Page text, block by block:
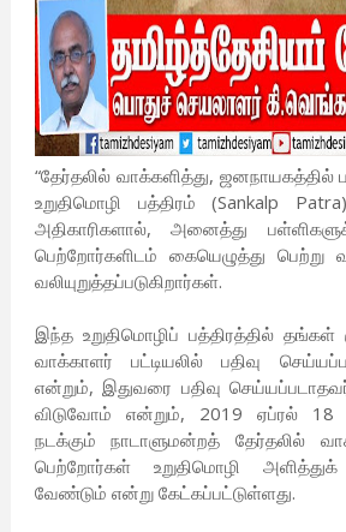
“தேர்தலில் வாக்களித்து,
உறுதிமொழி பத்திரம் (Sankalp
அதிகாரிகளால், அனைத்து
பெற்றோர்களிடம் கையெழுத்து பெற்று
வலியுறுத்தப்படுகிறார்கள்.
இந்த உறுதிமொழிப் பத்திரத்தில் தங்கள்
வாக்காளர் பட்டியலில் பதிவு
என்றும், இதுவரை பதிவு
விடுவோம் என்றும், 2019 ஏப்ரல் 18
நடக்கும் நாடாளுமன்றத் தேர்தலில்
பெற்றோர்கள் உறுதிமொழி
வேண்டும் என்று கேட்கப்பட்டுள்ளது.